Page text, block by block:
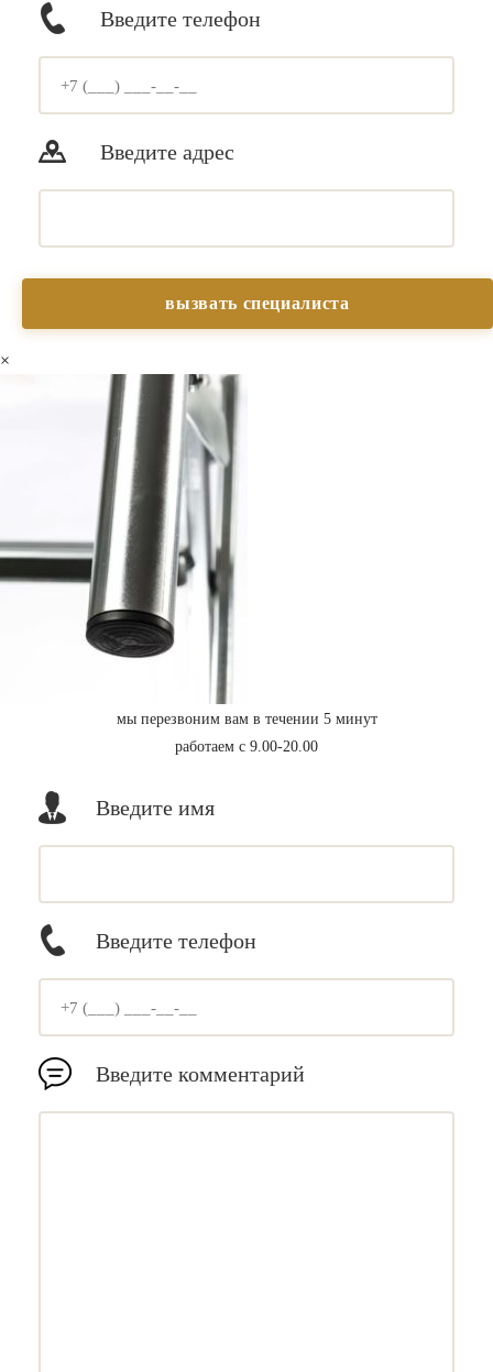
Введите телефон
Введите адрес
×
мы перезвоним вам в течении 5 минут
работаем с 9.00-20.00
Введите имя
Введите телефон
Введите комментарий